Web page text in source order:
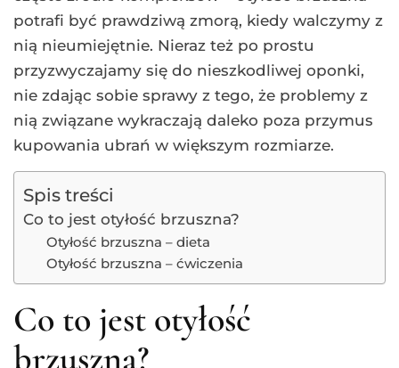
potrafi być prawdziwą zmorą, kiedy walczymy z
nią nieumiejętnie. Nieraz też po prostu
przyzwyczajamy się do nieszkodliwej oponki,
nie zdając sobie sprawy z tego, że problemy z
nią związane wykraczają daleko poza przymus
kupowania ubrań w większym rozmiarze.
Spis treści
Co to jest otyłość brzuszna?
Otyłość brzuszna – dieta
Otyłość brzuszna – ćwiczenia
Co to jest otyłość
brzuszna?